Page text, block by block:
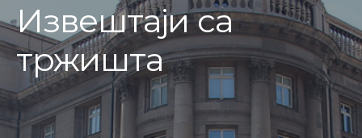
Извештаји са
тржишта